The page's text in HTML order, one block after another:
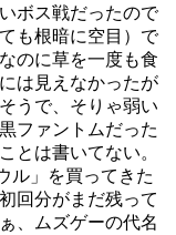
ボス戦だったので
も根暗に空目）で
のに草を一度も食
は見えなかったが
うで、そりゃ弱い
ファントムだった
とは書いてない。
ル」を買ってきた
回分がまだ残って
、ムズゲーの代名